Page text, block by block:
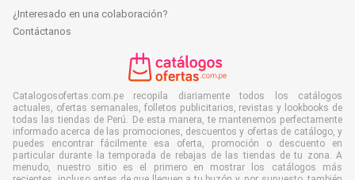
¿Interesado en una colaboración?
Contáctanos
Catalogosofertas.com.pe recopila diariamente todos los catálogos
actuales, ofertas semanales, folletos publicitarios, revistas y lookbooks de
todas las tiendas de Perú. De esta manera, te mantenemos perfectamente
informado acerca de las promociones, descuentos y ofertas de catálogo, y
puedes encontrar fácilmente esa oferta, promoción o descuento en
particular durante la temporada de rebajas de las tiendas de tu zona. A
menudo, nuestro sitio es el primero en mostrar los catálogos más